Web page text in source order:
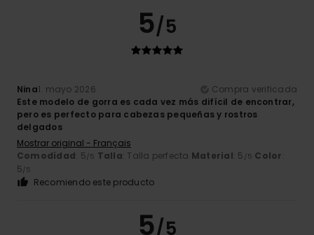
5/5
Nina1. mayo 2026
Compra verificada
Este modelo de gorra es cada vez más difícil de encontrar,
pero es perfecto para cabezas pequeñas y rostros
delgados
Mostrar original - Français
Comodidad: 5/5 Talla: Talla perfecta Material: 5 /5 Color:
5/5
Recomiendo este producto
5/5